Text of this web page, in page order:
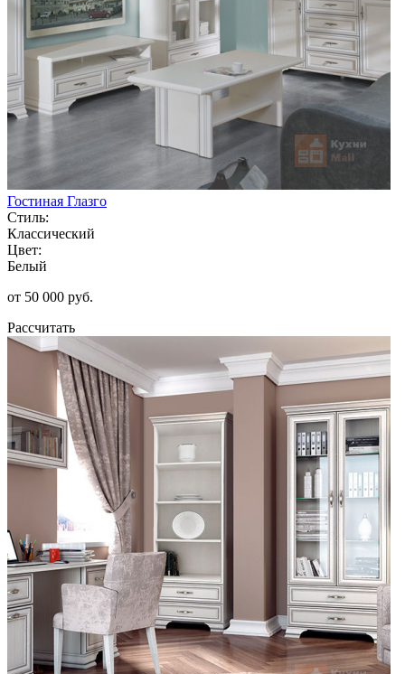
Гостиная Глазго
Стиль:
Классический
Цвет:
Белый
от 50 000 руб.
Рассчитать